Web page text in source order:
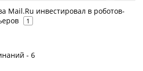
Mail.Ru инвестировал в роботов-
1
- 6